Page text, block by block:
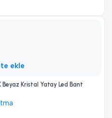
ekle
Kristal Yatay Led Bant